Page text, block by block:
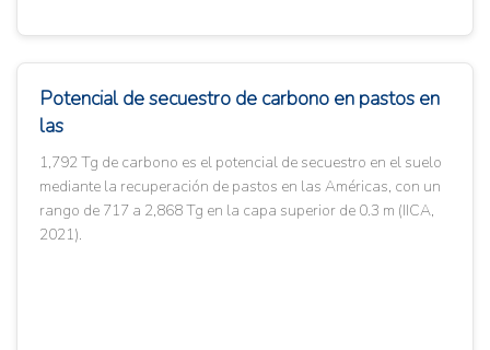
Potencial de secuestro de carbono en pastos en
las
1,792 Tg de carbono es el potencial de secuestro en el suelo
mediante la recuperación de pastos en las Américas, con un
rango de 717 a 2,868 Tg en la capa superior de 0.3 m (IICA,
2021).